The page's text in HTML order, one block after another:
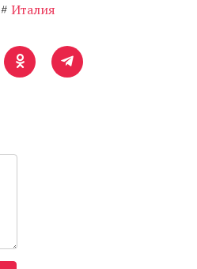
# Италия